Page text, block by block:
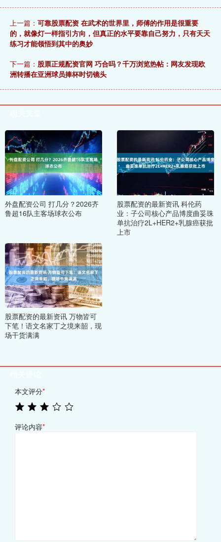
上一篇： 可靠股票配资 在武术的世界里，师傅的作用是很重要
的，就像灯一样指引方向，但真正的水平要靠自己努力，只有天天
练习才能领悟到其中的奥妙
下一篇： 股票正规配资官网 巧合吗？千万浏览热帖：网友发现欧
洲转播在亚洲球员捧杯时切镜头
外盘配资公司 打几分？2026齐
鲁超16队主客场球衣公布
股票配资的最新资讯 科伦药
业：子公司核心产品博度曲妥珠
单抗治疗2L+HER2+乳腺癌获批
上市
股票配资的最新资讯 万物皆可
下笔！语文名家丁之境来韶，现
场干货满满
本文评分*
评论内容*